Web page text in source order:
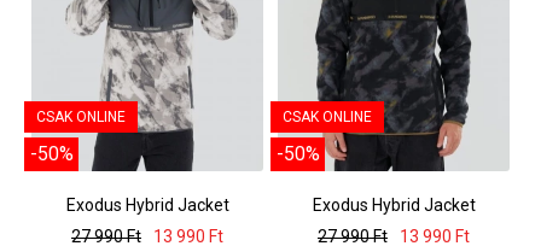
CSAK ONLINE
-50%
Exodus Hybrid Jacket
27 990 Ft
13 990 Ft
CSAK ONLINE
-50%
Exodus Hybrid Jacket
27 990 Ft
13 990 Ft